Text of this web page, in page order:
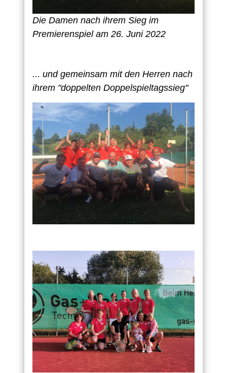
Die Damen nach ihrem Sieg im
Premierenspiel am 26. Juni 2022
... und gemeinsam mit den Herren nach
ihrem "doppelten Doppelspieltagssieg"